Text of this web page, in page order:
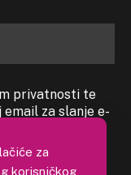
privatnosti te
za slanje e-
za
korisničkog